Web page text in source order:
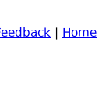
| Home